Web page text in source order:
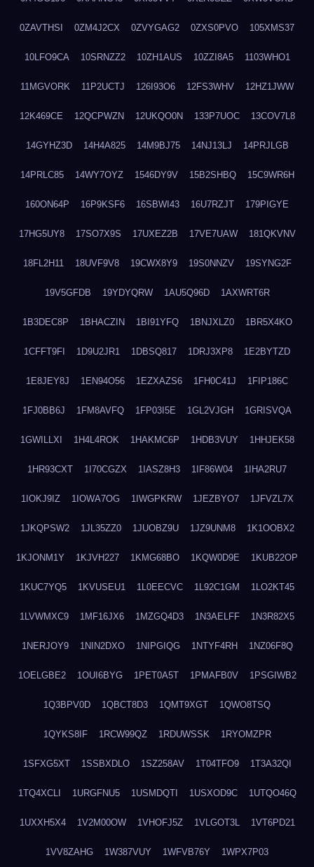
0ZAVTHSI 0ZM4J2CX 0ZVYGAG2 0ZXS0PVO 105XMS37
10LFO9CA 10SRNZZ2 10ZH1AUS 10ZZI8A5 1103WHO1
11MGVORK 11P2UCTJ 126I93O6 12FS3WHV 12HZ1JWW
12K469CE 12QCPWZN 12UKQO0N 133P7UOC 13COV7L8
14GYHZ3D 14H4A825 14M9BJ75 14NJ13LJ 14PRJLGB
14PRLC85 14WY7OYZ 1546DY9V 15B2SHBQ 15C9WR6H
160ON64P 16P9KSF6 16SBWI43 16U7RZJT 179PIGYE
17HG5UY8 17SO7X9S 17UXEZ2B 17VE7UAW 181QKVNV
18FL2H11 18UVF9V8 19CWX8Y9 19S0NNZV 19SYNG2F
19V5GFDB 19YDYQRW 1AU5Q96D 1AXWRT6R
1B3DEC8P 1BHACZIN 1BI91YFQ 1BNJXLZ0 1BR5X4KO
1CFFT9FI 1D9U2JR1 1DBSQ817 1DRJ3XP8 1E2BYTZD
1E8JEY8J 1EN94O56 1EZXAZS6 1FH0C41J 1FIP186C
1FJ0BB6J 1FM8AVFQ 1FP03I5E 1GL2VJGH 1GRISVQA
1GWILLXI 1H4L4ROK 1HAKMC6P 1HDB3VUY 1HHJEK58
1HR93CXT 1I70CGZX 1IASZ8H3 1IF86W04 1IHA2RU7
1IOKJ9IZ 1IOWA7OG 1IWGPKRW 1JEZBYO7 1JFVZL7X
1JKQPSW2 1JL35ZZ0 1JUOBZ9U 1JZ9UNM8 1K1OOBX2
1KJONM1Y 1KJVH227 1KMG68BO 1KQW0D9E 1KUB22OP
1KUC7YQ5 1KVUSEU1 1L0EECVC 1L92C1GM 1LO2KT45
1LVWMXC9 1MF16JX6 1MZGQ4D3 1N3AELFF 1N3R82X5
1NERJOY9 1NIN2DXO 1NIPGIQG 1NTYF4RH 1NZ06F8Q
1OELGBE2 1OUI6BYG 1PET0A5T 1PMAFB0V 1PSGIWB2
1Q3BPV0D 1QBCT8D3 1QMT9XGT 1QWO8TSQ
1QYKS8IF 1RCW99QZ 1RDUWSSK 1RYOMZPR
1SFXG5XT 1SSBXDLO 1SZ258AV 1T04TFO9 1T3A32QI
1TQ4XCLI 1URGFNU5 1USMDQTI 1USXOD9C 1UTQO46Q
1UXXH5X4 1V2M00OW 1VHOFJ5Z 1VLGOT3L 1VT6PD21
1VV8ZAHG 1W387VUY 1WFVB76Y 1WPX7P03